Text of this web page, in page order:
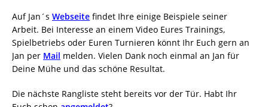
Auf Jan´s Webseite findet Ihre einige Beispiele seiner
Arbeit. Bei Interesse an einem Video Eures Trainings,
Spielbetriebs oder Euren Turnieren könnt Ihr Euch gern an
Jan per Mail melden. Vielen Dank noch einmal an Jan für
Deine Mühe und das schöne Resultat.
Die nächste Rangliste steht bereits vor der Tür. Habt Ihr